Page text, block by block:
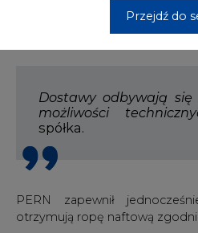
Przejdź do
którą ropa naftowa dociera do
Dostawy odbywają
możliwości
spółka.
PERN zapewnił
otrzymują ropę naftową